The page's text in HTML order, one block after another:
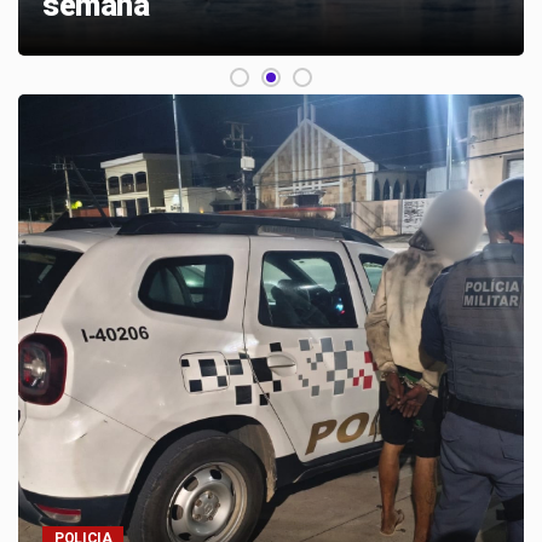
Sorocaba e no
estado de São Paulo
inteiro
Só causou
estranheza...
Parque da
Autonomia promove
noite com roda de
samba
Henrique e Juliano,
Leonardo e Nattan
POLICIA